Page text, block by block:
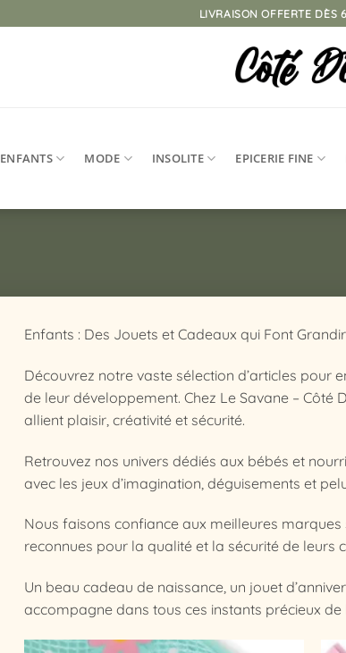
LIVRAISON OFFERTE DÈS
ENFANTS MODE INSOLITE EPICERIE FINE
Enfants : Des Jouets et Cadeaux qui Font
Découvrez notre vaste sélection d’articles
de leur développement. Chez Le Savane – Côté
allient plaisir, créativité et sécurité.
Retrouvez nos univers dédiés aux bébés et
avec les jeux d’imagination, déguisements et
Nous faisons confiance aux meilleures marques
reconnues pour la qualité et la sécurité de leurs
Un beau cadeau de naissance, un jouet
accompagne dans tous ces instants précieux de